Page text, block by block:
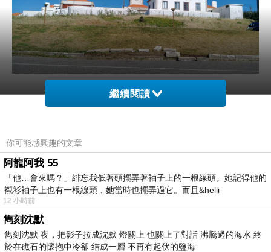
繼續閱讀
你可能感興趣的文章
阿龍阿我 55
「他…會來嗎？」緋忘我低著頭擺弄著袖子上的一根線頭。她記得他的
襯衫袖子上也有一根線頭，她當時也擺弄過它。而且&helli
12 小時前
雋刻沈默
雋刻沈默 夜，把影子拉成沈默 燈關上 也關上了對話 沸騰過的海水 終
於在礁石的懷抱中冷卻 结成一層 不再有起伏的鹽海